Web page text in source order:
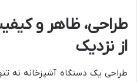
طراحی، ظاهر و
از نزدیک
طراحی یک دستگاه آشپزخانه نه